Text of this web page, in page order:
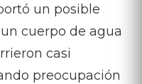
un posible
cuerpo de agua
casi
preocupación